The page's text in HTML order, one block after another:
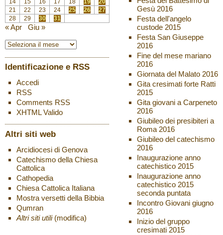
14
15 16 17 18 19
20
21
22 23 24 25 26
27
28
29 30 31
« Apr Giu »
Identificazione e RSS
Accedi
RSS
Comments RSS
XHTMLValido
Altri siti web
Arcidiocesi di Genova
Catechismo della Chiesa
Cattolica
Cathopedia
Chiesa Cattolica Italiana
Mostra versetti della Bibbia
Qumran
Altri siti utili (modifica)
Gesù 2016
Festa dell'angelo
custode 2015
Festa San Giuseppe
2016
Fine del mese mariano
2016
Giornata del Malato 2016
Gita cresimati forte Ratti
2015
Gita giovani a Carpeneto
2016
Giubileo dei presibiteri a
Roma 2016
Giubileo del catechismo
2016
Inaugurazione anno
catechistico 2015
Inaugurazione anno
catechistico 2015
seconda puntata
Incontro Giovani giugno
2016
Inizio del gruppo
cresimati 2015